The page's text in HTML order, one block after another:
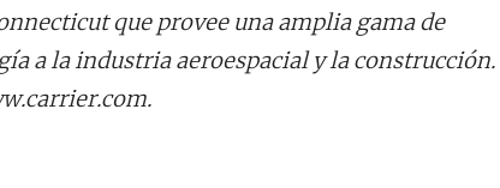
que provee una amplia gama de
a la industria aeroespacial y la construcción.